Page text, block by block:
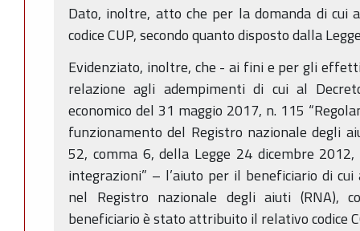
Dato, inoltre, atto che per la domanda di cui
codice CUP, secondo quanto disposto dalla
Evidenziato, inoltre, che - ai fini e per gli
relazione agli adempimenti di cui al
economico del 31 maggio 2017, n. 115
funzionamento del Registro nazionale degli
52, comma 6, della Legge 24 dicembre
integrazioni” – l’aiuto per il beneficiario di cui
nel Registro nazionale degli aiuti (RNA),
beneficiario è stato attribuito il relativo codice